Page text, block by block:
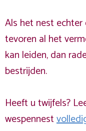
Als het nest echter
tevoren al het
kan leiden, dan
bestrijden.
Heeft u twijfels?
wespennest